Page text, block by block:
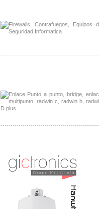
-------------------------------------------------
-------------------------------------------------